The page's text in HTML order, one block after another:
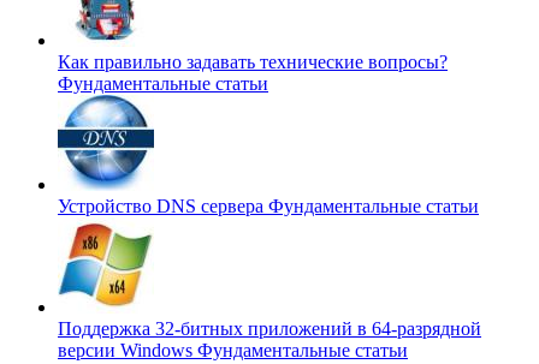
Как правильно задавать технические вопросы?
Фундаментальные статьи
Устройство DNS сервера Фундаментальные статьи
Поддержка 32-битных приложений в 64-разрядной
версии Windows Фундаментальные статьи